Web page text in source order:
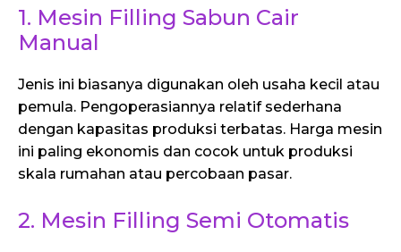
1. Mesin Filling Sabun Cair
Manual
Jenis ini biasanya digunakan oleh usaha kecil atau
pemula. Pengoperasiannya relatif sederhana
dengan kapasitas produksi terbatas. Harga mesin
ini paling ekonomis dan cocok untuk produksi
skala rumahan atau percobaan pasar.
2. Mesin Filling Semi Otomatis